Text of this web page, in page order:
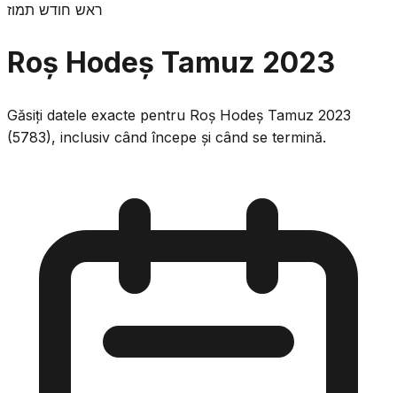
ראש חודש תמוז
Roș Hodeș Tamuz 2023
Găsiți datele exacte pentru Roș Hodeș Tamuz 2023
(5783), inclusiv când începe și când se termină.